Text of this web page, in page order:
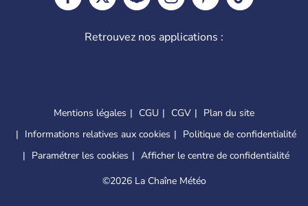
Retrouvez nos applications :
Mentions légales CGU CGV
Plan du site
Informations relatives aux cookies
Politique de confidentialité
Paramétrer les cookies
Afficher le centre de confidentialité
©2026 La Chaîne Météo